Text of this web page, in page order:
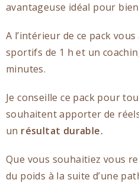
avantageuse idéal pour
A l’intérieur de ce pack
sportifs de 1 h et un
minutes.
Je conseille ce pack pour
souhaitent apporter de
un résultat durable.
Que vous souhaitiez vous
du poids à la suite d’une